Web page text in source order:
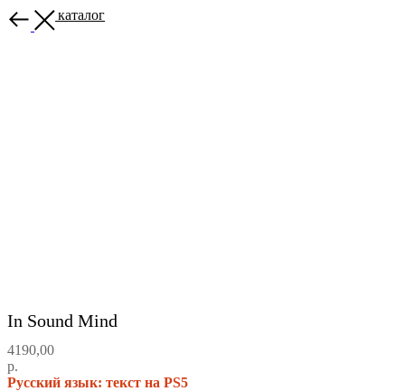
Назад в каталог
In Sound Mind
4190,00
р.
Русский язык: текст на PS5